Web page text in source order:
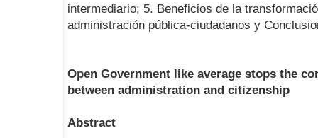
intermediario; 5. Beneficios de la
administración pública-ciudadanos y
Open Government like average stops the
between administration and citizenship
Abstract